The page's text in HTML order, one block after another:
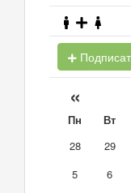
«
Пн Вт
28
29
5
6